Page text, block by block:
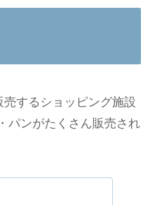
するショッピング施設
パンがたくさん販売され